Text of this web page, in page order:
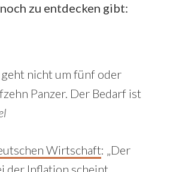
zu entdecken gibt:
geht nicht um fünf oder
Panzer. Der Bedarf ist
Wirtschaft: „Der